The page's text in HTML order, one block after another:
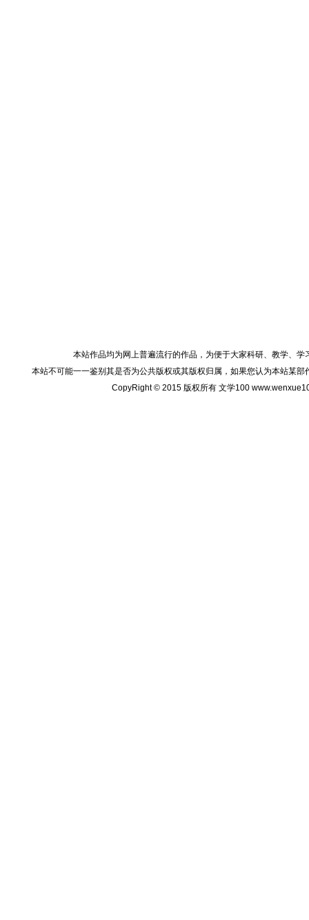
本站作品均为网上普遍流行的作品，为便于大家科研、教学、
本站不可能一一鉴别其是否为公共版权或其版权归属，如果您认为本站某
CopyRight © 2015 版权所有 文学100